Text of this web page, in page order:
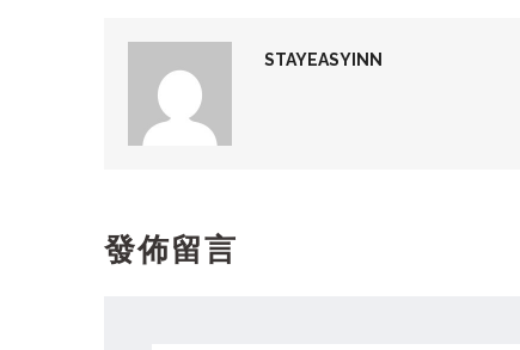
STAYEASYINN
發佈留言